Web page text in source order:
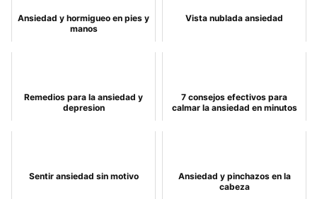
Ansiedad y hormigueo en pies y
manos
Vista nublada ansiedad
Remedios para la ansiedad y
depresion
7 consejos efectivos para
calmar la ansiedad en minutos
Sentir ansiedad sin motivo
Ansiedad y pinchazos en la
cabeza